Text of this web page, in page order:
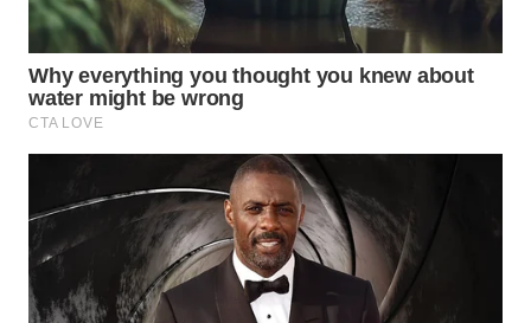
WAHANA
Wahana
Network
LISTRIK
MASYARAKAT
KELISTRIKAN